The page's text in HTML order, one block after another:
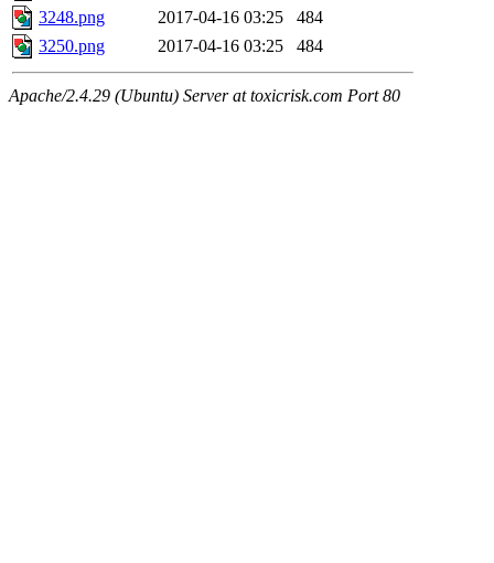
3248.png
2017-04-16 03:25
484
3250.png
2017-04-16 03:25 484
Apache/2.4.29 (Ubuntu) Server at toxicrisk.com Port 80